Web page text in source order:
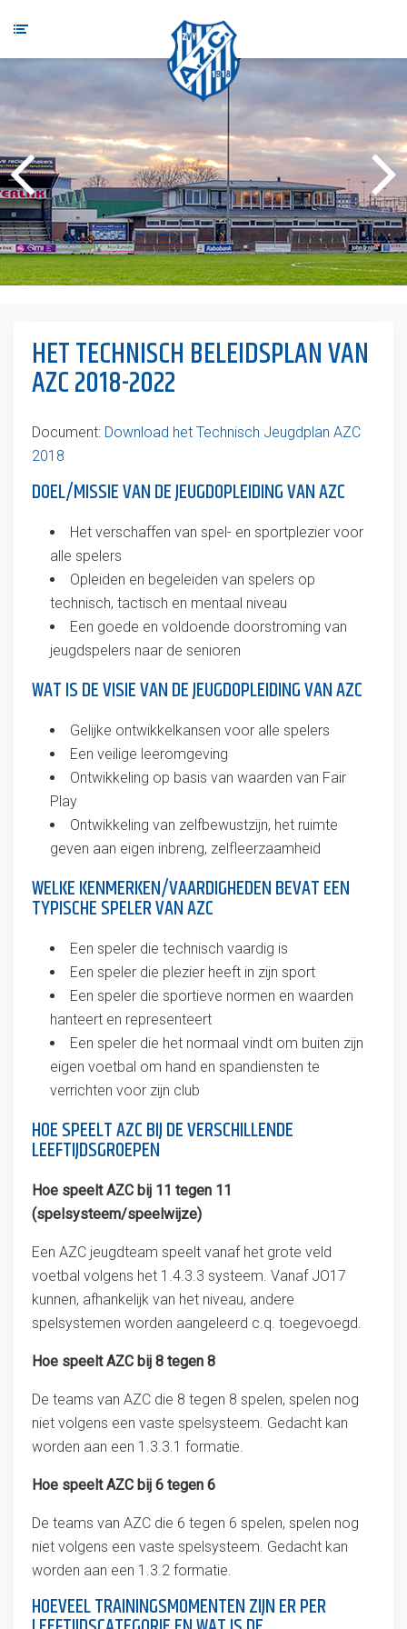
HET TECHNISCH BELEIDSPLAN VAN
AZC 2018-2022
Document: Download het Technisch Jeugdplan AZC
2018
DOEL/MISSIE VAN DE JEUGDOPLEIDING VAN AZC
Het verschaffen van spel- en sportplezier voor
alle spelers
Opleiden en begeleiden van spelers op
technisch, tactisch en mentaal niveau
Een goede en voldoende doorstroming van
jeugdspelers naar de senioren
WAT IS DE VISIE VAN DE JEUGDOPLEIDING VAN AZC
Gelijke ontwikkelkansen voor alle spelers
Een veilige leeromgeving
Ontwikkeling op basis van waarden van Fair
Play
Ontwikkeling van zelfbewustzijn, het ruimte
geven aan eigen inbreng, zelfleerzaamheid
WELKE KENMERKEN/VAARDIGHEDEN BEVAT EEN
TYPISCHE SPELER VAN AZC
Een speler die technisch vaardig is
Een speler die plezier heeft in zijn sport
Een speler die sportieve normen en waarden
hanteert en representeert
Een speler die het normaal vindt om buiten zijn
eigen voetbal om hand en spandiensten te
verrichten voor zijn club
HOE SPEELT AZC BIJ DE VERSCHILLENDE
LEEFTIJDSGROEPEN
Hoe speelt AZC bij 11 tegen 11
(spelsysteem/speelwijze)
Een AZC jeugdteam speelt vanaf het grote veld
voetbal volgens het 1.4.3.3 systeem. Vanaf JO17
kunnen, afhankelijk van het niveau, andere
spelsystemen worden aangeleerd c.q. toegevoegd.
Hoe speelt AZC bij 8 tegen 8
De teams van AZC die 8 tegen 8 spelen, spelen nog
niet volgens een vaste spelsysteem. Gedacht kan
worden aan een 1.3.3.1 formatie.
Hoe speelt AZC bij 6 tegen 6
De teams van AZC die 6 tegen 6 spelen, spelen nog
niet volgens een vaste spelsysteem. Gedacht kan
worden aan een 1.3.2 formatie.
HOEVEEL TRAININGSMOMENTEN ZIJN ER PER